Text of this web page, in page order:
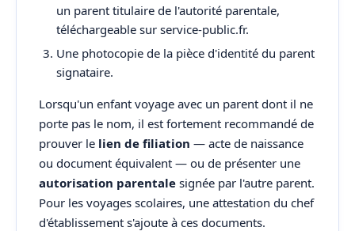
un parent titulaire de l'autorité parentale,
téléchargeable sur service-public.fr.
Une photocopie de la pièce d'identité du parent
signataire.
Lorsqu'un enfant voyage avec un parent dont il ne
porte pas le nom, il est fortement recommandé de
prouver le lien de filiation — acte de naissance
ou document équivalent — ou de présenter une
autorisation parentale signée par l'autre parent.
Pour les voyages scolaires, une attestation du chef
d'établissement s'ajoute à ces documents.